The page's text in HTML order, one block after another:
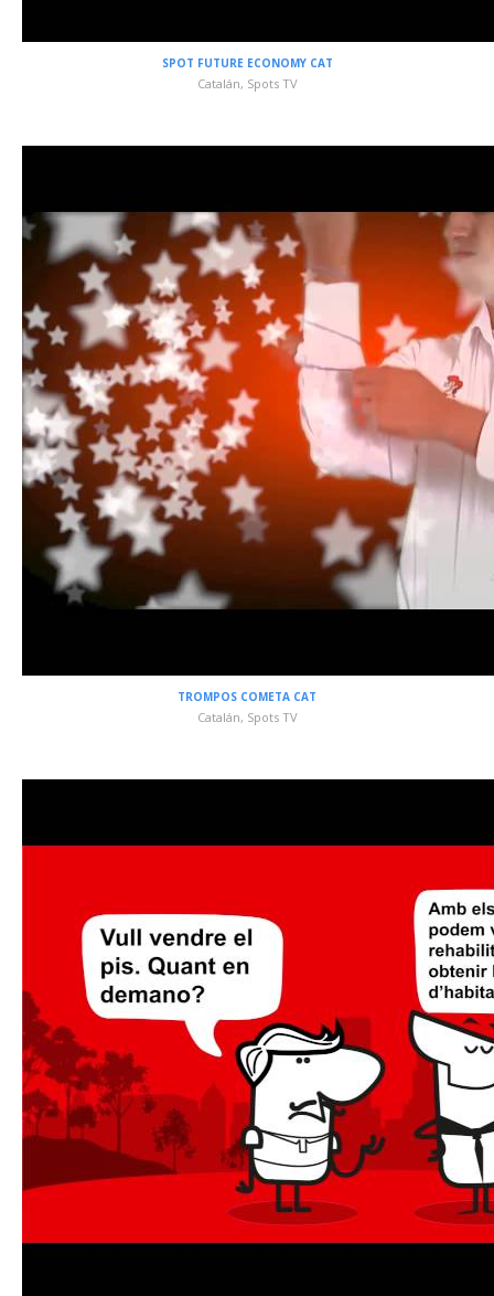
SPOT FUTURE ECONOMY CAT
Catalán, Spots TV
TROMPOS COMETA CAT
Catalán, Spots TV